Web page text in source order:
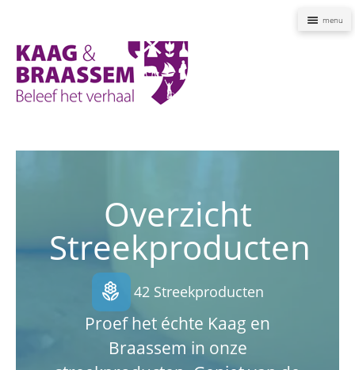
Overzicht
Streekproducten
local_florist 42 Streekproducten
Proef het échte Kaag en
Braassem in onze